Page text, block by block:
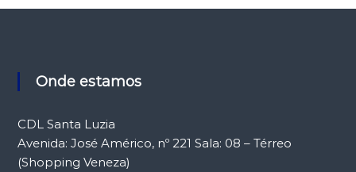
Onde estamos
CDL Santa Luzia
Avenida: José Américo, nº 221 Sala: 08 – Térreo
(Shopping Veneza)